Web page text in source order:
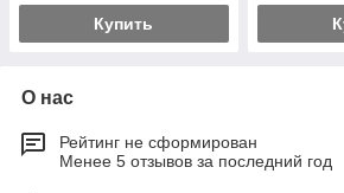
Купить
О нас
Рейтинг не сформирован
Менее 5 отзывов за последний год